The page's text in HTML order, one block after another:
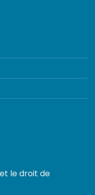
le droit de